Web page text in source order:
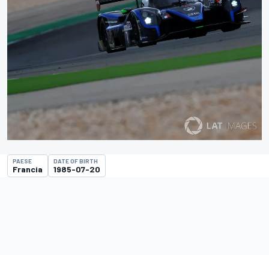
PAESE
Francia
DATE OF BIRTH
1985-07-20